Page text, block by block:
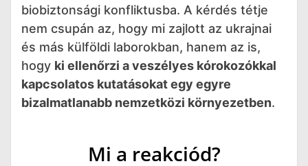
biobiztonsági konfliktusba. A kérdés tétje
nem csupán az, hogy mi zajlott az ukrajnai
és más külföldi laborokban, hanem az is,
hogy ki ellenőrzi a veszélyes kórokozókkal
kapcsolatos kutatásokat egy egyre
bizalmatlanabb nemzetközi környezetben.
Mi a reakciód?